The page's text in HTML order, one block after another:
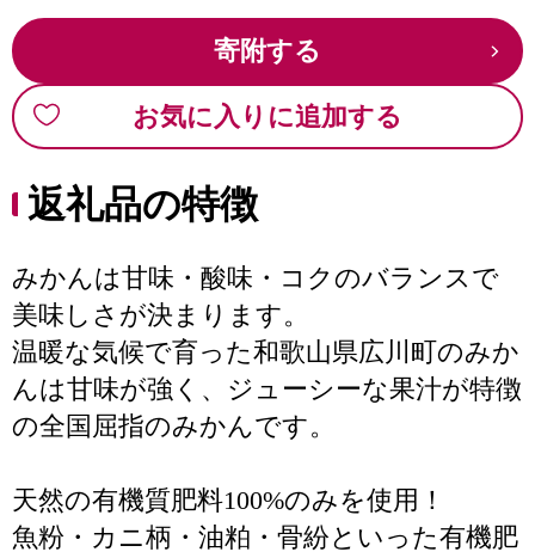
寄附する
お気に入りに追加する
返礼品の特徴
みかんは甘味・酸味・コクのバランスで
美味しさが決まります。
温暖な気候で育った和歌山県広川町のみか
んは甘味が強く、ジューシーな果汁が特徴
の全国屈指のみかんです。
天然の有機質肥料100%のみを使用！
魚粉・カニ柄・油粕・骨紛といった有機肥